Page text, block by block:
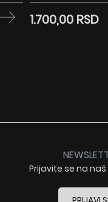
1.700,00 RSD
Prijavite se na